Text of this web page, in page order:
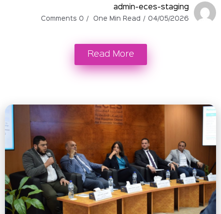
admin-eces-
04/05/
One Min Read
0 Comments
Read More